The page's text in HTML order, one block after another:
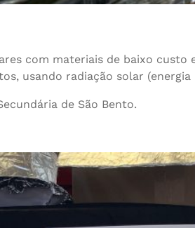
com materiais de baixo custo
usando radiação solar
de São Bento.